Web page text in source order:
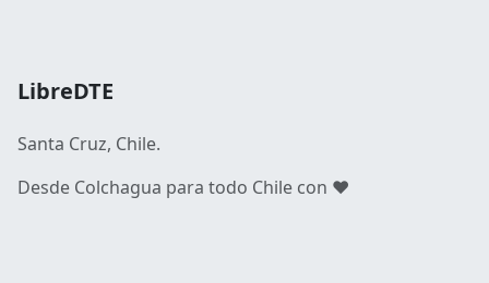
LibreDTE
Santa Cruz, Chile.
Desde Colchagua para todo Chile con ❤️